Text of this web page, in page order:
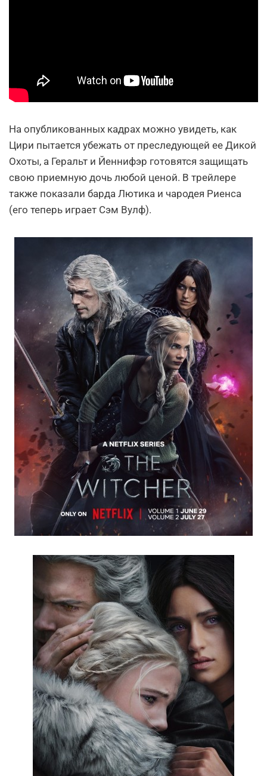
На опубликованных кадрах можно увидеть, как
Цири пытается убежать от преследующей ее Дикой
Охоты, а Геральт и Йеннифэр готовятся защищать
свою приемную дочь любой ценой. В трейлере
также показали барда Лютика и чародея Риенса
(его теперь играет Сэм Вулф).